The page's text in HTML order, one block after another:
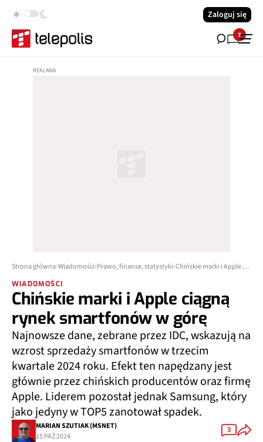
Zaloguj się
7
Strona główna Wiadomości Prawo, finanse, statystyki Chińskie marki i Apple ciągną rynek smartfonów w górę
WIADOMOŚCI
Chińskie marki i Apple ciągną
rynek smartfonów w górę
Najnowsze dane, zebrane przez IDC, wskazują na
wzrost sprzedaży smartfonów w trzecim
kwartale 2024 roku. Efekt ten napędzany jest
głównie przez chińskich producentów oraz firmę
Apple. Liderem pozostał jednak Samsung, który
jako jedyny w TOP5 zanotował spadek.
MARIAN SZUTIAK (MSNET)
15 PAŹ 2024
3